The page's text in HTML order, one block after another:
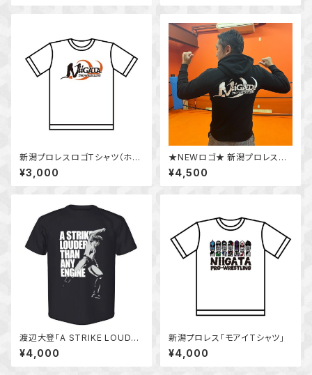
新潟プロレスロゴTシャツ（ホワ
イト）
¥3,000
★NEWロゴ★ 新潟プロレスオ
リジナルパーカー
¥4,500
渡辺大登「A STRIKE LOUDER
THAN ANY ENGINE」Tシャツ
¥4,000
新潟プロレス「モアイTシャツ」
¥4,000